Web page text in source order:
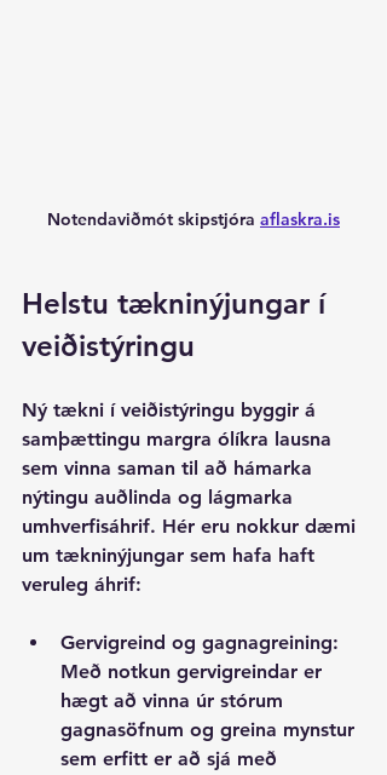
Notendaviðmót skipstjóra aflaskra.is
Helstu tækninýjungar í
veiðistýringu
Ný tækni í veiðistýringu byggir á
samþættingu margra ólíkra lausna
sem vinna saman til að hámarka
nýtingu auðlinda og lágmarka
umhverfisáhrif. Hér eru nokkur dæmi
um tækninýjungar sem hafa haft
veruleg áhrif:
Gervigreind og gagnagreining:
Með notkun gervigreindar er
hægt að vinna úr stórum
gagnasöfnum og greina mynstur
sem erfitt er að sjá með